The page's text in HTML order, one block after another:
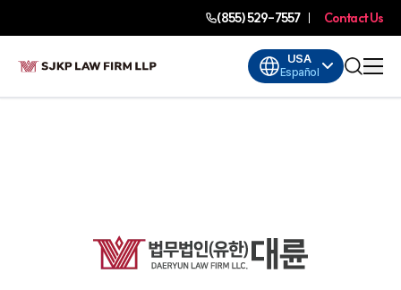
(855) 529-7557 Contact Us
USA
Español